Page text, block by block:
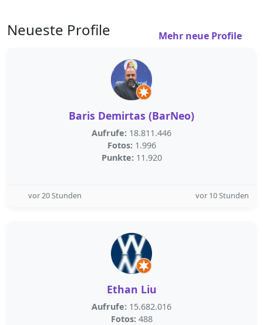
Neueste Profile Mehr neue Profile
Baris Demirtas (BarNeo)
Aufrufe: 18.811.446
Fotos: 1.996
Punkte: 11.920
vor 20 Stunden vor 10 Stunden
Ethan Liu
Aufrufe: 15.682.016
Fotos: 488